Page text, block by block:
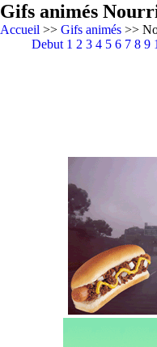
Gifs animés
Accueil >> Gifs animés >>
Debut 1 2 3 4 5 6 7 8 9